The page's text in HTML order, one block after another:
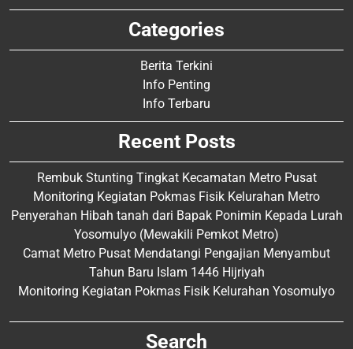
Categories
Berita Terkini
Info Penting
Info Terbaru
Recent Posts
Rembuk Stunting Tingkat Kecamatan Metro Pusat
Monitoring Kegiatan Pokmas Fisik Kelurahan Metro
Penyerahan Hibah tanah dari Bapak Ponimin Kepada Lurah
Yosomulyo (Mewakili Pemkot Metro)
Camat Metro Pusat Mendatangi Pengajian Menyambut
Tahun Baru Islam 1446 Hijriyah
Monitoring Kegiatan Pokmas Fisik Kelurahan Yosomulyo
Search